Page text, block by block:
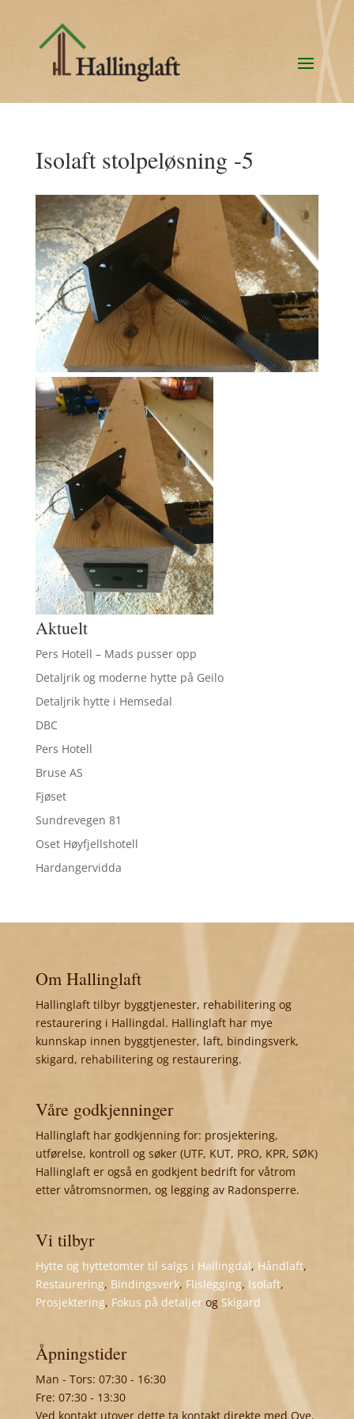
Isolaft stolpeløsning -5
Aktuelt
Pers Hotell – Mads pusser opp
Detaljrik og moderne hytte på Geilo
Detaljrik hytte i Hemsedal
DBC
Pers Hotell
Bruse AS
Fjøset
Sundrevegen 81
Oset Høyfjellshotell
Hardangervidda
Om Hallinglaft
Hallinglaft tilbyr byggtjenester, rehabilitering og
restaurering i Hallingdal. Hallinglaft har mye
kunnskap innen byggtjenester, laft, bindingsverk,
skigard, rehabilitering og restaurering.
Våre godkjenninger
Hallinglaft har godkjenning for: prosjektering,
utførelse, kontroll og søker (UTF, KUT, PRO, KPR, SØK)
Hallinglaft er også en godkjent bedrift for våtrom
etter våtromsnormen, og legging av Radonsperre.
Vi tilbyr
Hytte og hyttetomter til salgs i Hallingdal, Håndlaft,
Restaurering, Bindingsverk, Flislegging, Isolaft,
Prosjektering, Fokus på detaljerog Skigard
Åpningstider
Man - Tors: 07:30 - 16:30
Fre: 07:30 - 13:30
Ved kontakt utover dette ta kontakt direkte med Ove,